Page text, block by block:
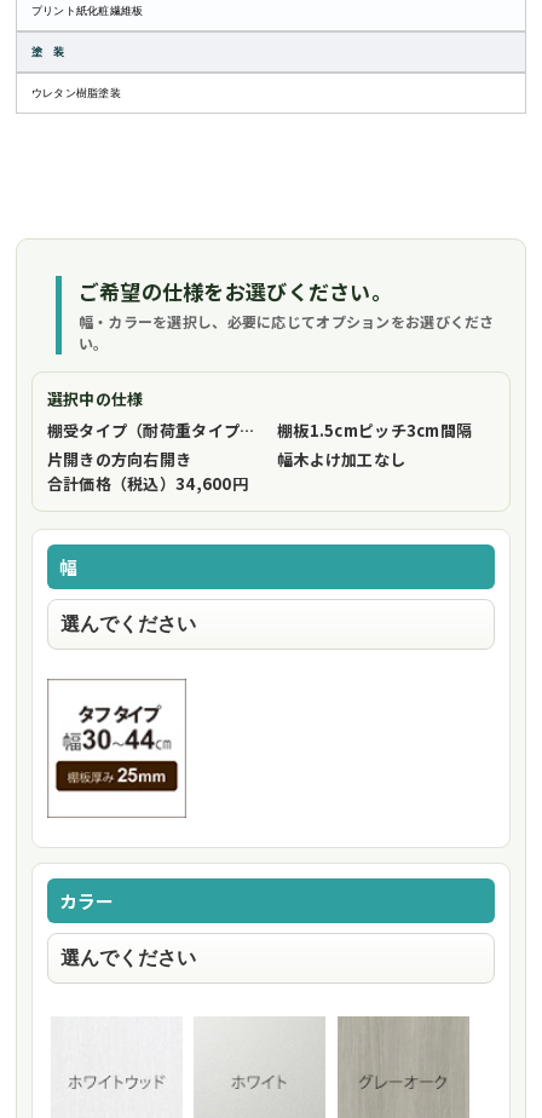
プリント紙化粧繊維板
塗 装
ウレタン樹脂塗装
ご希望の仕様をお選びください。
幅・カラーを選択し、必要に応じてオプションをお選びくださ
い。
選択中の仕様
棚受タイプ（耐荷重タイプ）
フリーストップ棚受（標準仕様）
棚板1.5cmピッチ3cm間隔
片開きの方向右開き 幅木よけ加工なし
合計価格（税込）34,600円
幅
カラー